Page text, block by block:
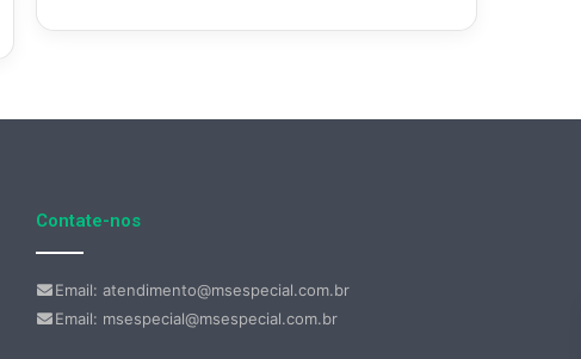
Contate-nos
Email: atendimento@msespecial.com.br
Email: msespecial@msespecial.com.br